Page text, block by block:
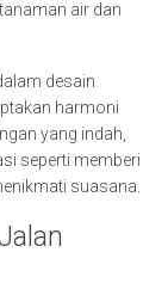
air dan
desain
harmoni
yang indah,
seperti memberi
suasana.